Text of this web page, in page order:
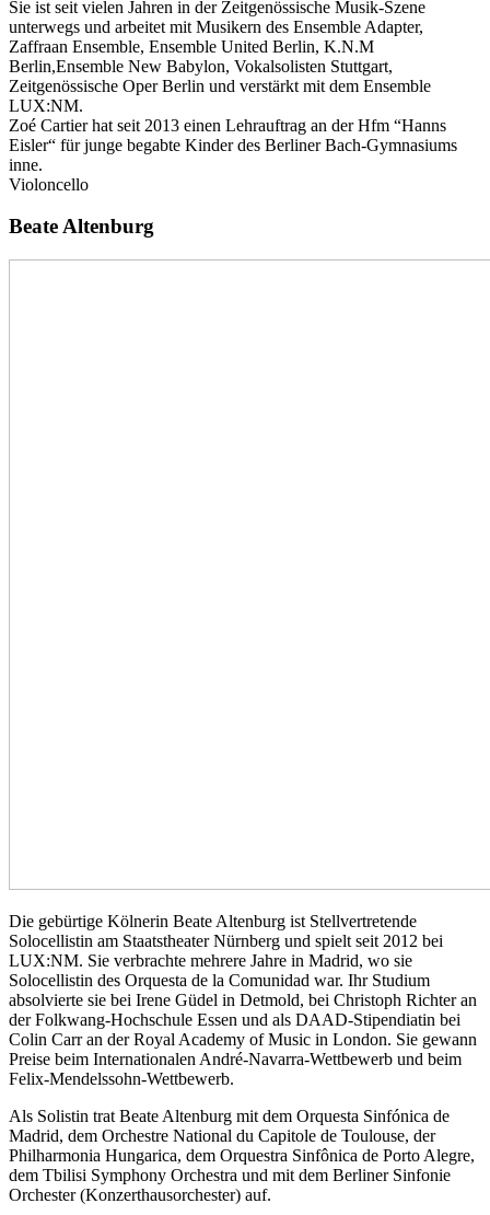
Sie ist seit vielen Jahren in der Zeitgenössische Musik-Szene
unterwegs und arbeitet mit Musikern des Ensemble Adapter,
Zaffraan Ensemble, Ensemble United Berlin, K.N.M
Berlin,Ensemble New Babylon, Vokalsolisten Stuttgart,
Zeitgenössische Oper Berlin und verstärkt mit dem Ensemble
LUX:NM.
Zoé Cartier hat seit 2013 einen Lehrauftrag an der Hfm “Hanns
Eisler“ für junge begabte Kinder des Berliner Bach-Gymnasiums
inne.
Violoncello
Beate Altenburg
Die gebürtige Kölnerin Beate Altenburg ist Stellvertretende
Solocellistin am Staatstheater Nürnberg und spielt seit 2012 bei
LUX:NM. Sie verbrachte mehrere Jahre in Madrid, wo sie
Solocellistin des Orquesta de la Comunidad war. Ihr Studium
absolvierte sie bei Irene Güdel in Detmold, bei Christoph Richter an
der Folkwang-Hochschule Essen und als DAAD-Stipendiatin bei
Colin Carr an der Royal Academy of Music in London. Sie gewann
Preise beim Internationalen André-Navarra-Wettbewerb und beim
Felix-Mendelssohn-Wettbewerb.
Als Solistin trat Beate Altenburg mit dem Orquesta Sinfónica de
Madrid, dem Orchestre National du Capitole de Toulouse, der
Philharmonia Hungarica, dem Orquestra Sinfônica de Porto Alegre,
dem Tbilisi Symphony Orchestra und mit dem Berliner Sinfonie
Orchester (Konzerthausorchester) auf.